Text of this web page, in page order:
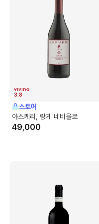
3.8
스토어
아스케리, 랑게 네비올로
49,000